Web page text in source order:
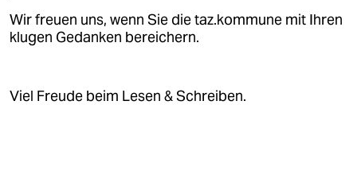
Wir freuen uns, wenn Sie die taz.kommune mit Ihren
klugen Gedanken bereichern.
Viel Freude beim Lesen & Schreiben.